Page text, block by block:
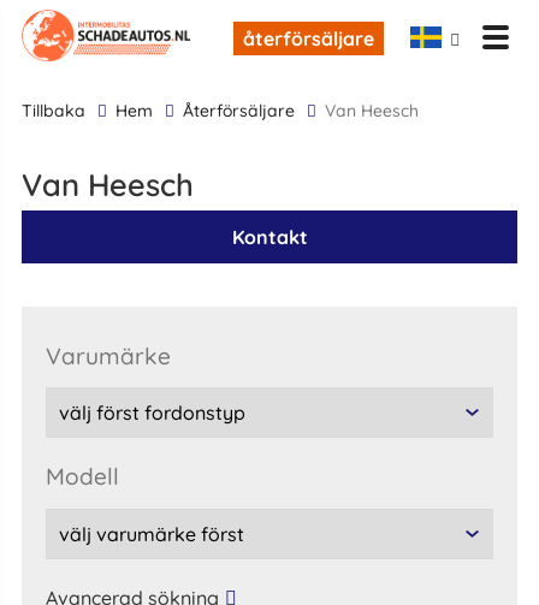
återförsäljare
tillbaka Hem återförsäljare Van Heesch
Van Heesch
Kontakt
varumärke
modell
Avancerad sökning